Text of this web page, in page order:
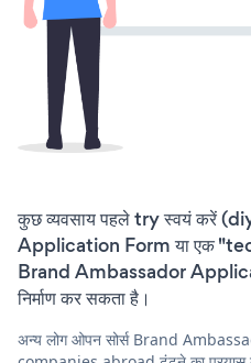
कुछ व्यवसाय पहले try स्वयं करें
Application Form या एक
Brand Ambassador
निर्माण कर सकता है।
अन्य लोग ओपन सोर्स Brand